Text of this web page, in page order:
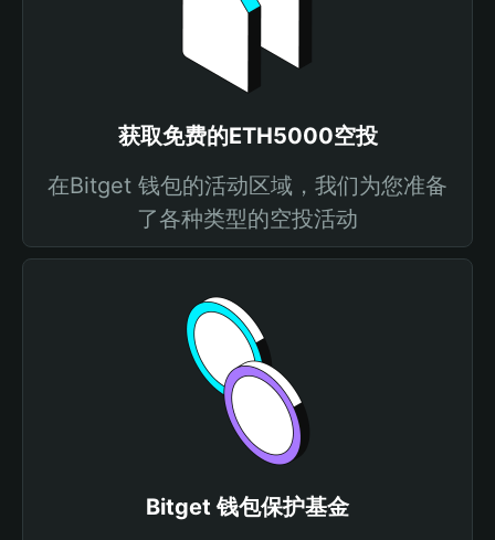
获取免费的ETH5000空投
在Bitget 钱包的活动区域，我们为您准备
了各种类型的空投活动
Bitget 钱包保护基金